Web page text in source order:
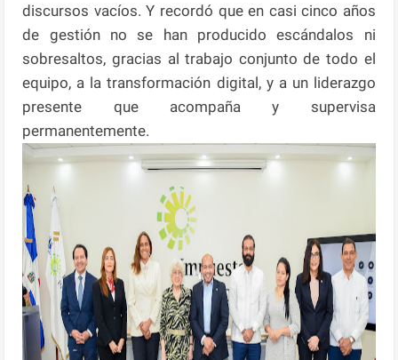
discursos vacíos. Y recordó que en casi cinco años
de gestión no se han producido escándalos ni
sobresaltos, gracias al trabajo conjunto de todo el
equipo, a la transformación digital, y a un liderazgo
presente que acompaña y supervisa
permanentemente.